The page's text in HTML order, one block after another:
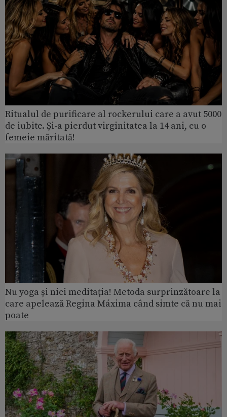
Ritualul de purificare al rockerului care a avut 5000
de iubite. Și-a pierdut virginitatea la 14 ani, cu o
femeie măritată!
Nu yoga și nici meditația! Metoda surprinzătoare la
care apelează Regina Máxima când simte că nu mai
poate